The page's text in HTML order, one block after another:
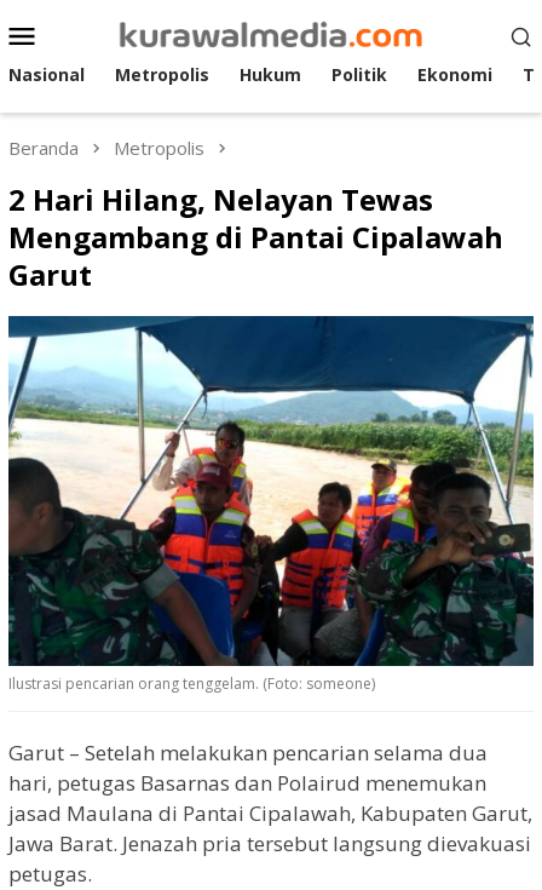
ke
konten
Menu
Mobile
Nasional Metropolis Hukum Politik Ekonomi
Beranda Metropolis
2 Hari Hilang, Nelayan Tewas
Mengambang di Pantai Cipalawah
Garut
Ilustrasi pencarian orang tenggelam. (Foto: someone)
Garut – Setelah melakukan pencarian selama dua
hari, petugas Basarnas dan Polairud menemukan
jasad Maulana di Pantai Cipalawah, Kabupaten Garut,
Jawa Barat. Jenazah pria tersebut langsung dievakuasi
petugas.